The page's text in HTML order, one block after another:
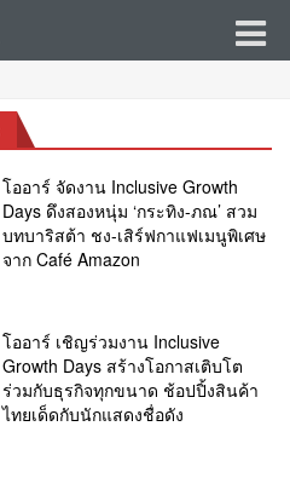
โออาร์ จัดงาน Inclusive Growth
Days ดึงสองหนุ่ม ‘กระทิง-ภณ’ สวม
บทบาริสต้า ชง-เสิร์ฟกาแฟเมนูพิเศษ
จาก Café Amazon
โออาร์ เชิญร่วมงาน Inclusive
Growth Days สร้างโอกาสเติบโต
ร่วมกับธุรกิจทุกขนาด ช้อปปิ้งสินค้า
ไทยเด็ดกับนักแสดงชื่อดัง